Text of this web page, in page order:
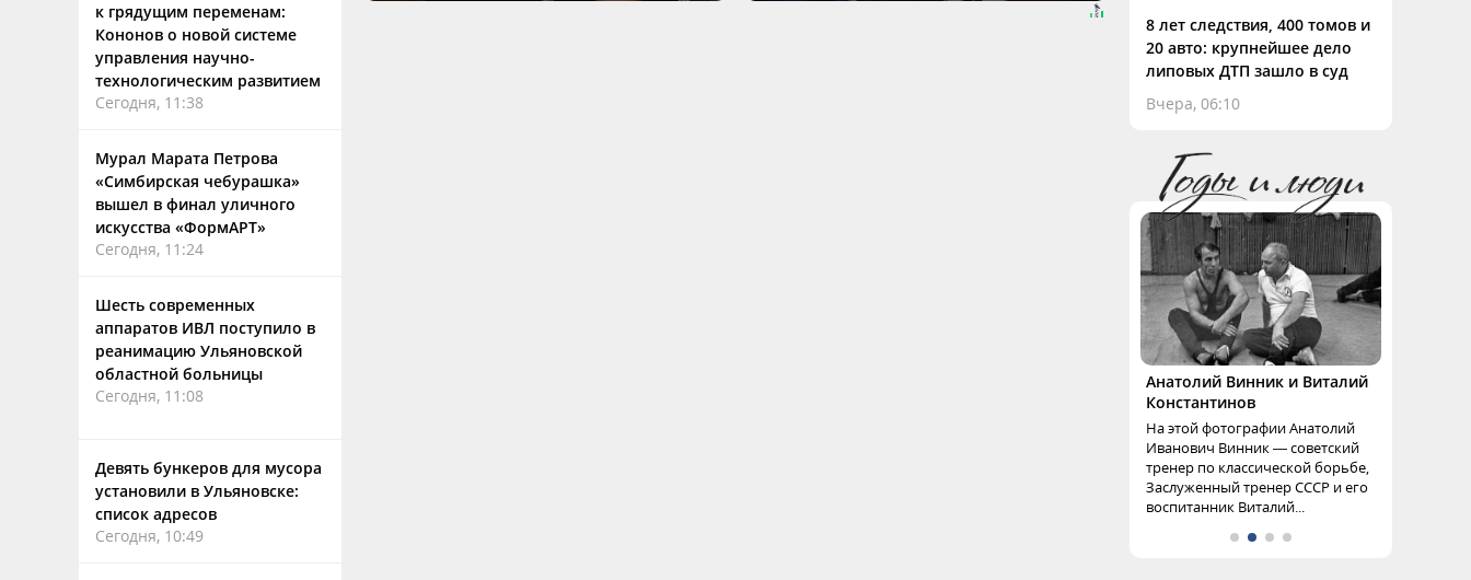
к грядущим переменам:
Кононов о новой системе
управления научно-
технологическим развитием
Сегодня, 11:38
Мурал Марата Петрова
«Симбирская чебурашка»
вышел в финал уличного
искусства «ФормАРТ»
Сегодня, 11:24
Шесть современных
аппаратов ИВЛ поступило в
реанимацию Ульяновской
областной больницы
Сегодня, 11:08
Девять бункеров для мусора
установили в Ульяновске:
список адресов
Сегодня, 10:49
8 лет следствия, 400 томов и
20 авто: крупнейшее дело
липовых ДТП зашло в суд
Вчера, 06:10
Анатолий Винник и Виталий
Константинов
На этой фотографии Анатолий
Иванович Винник — советский
тренер по классической борьбе,
Заслуженный тренер СССР и его
воспитанник Виталий...